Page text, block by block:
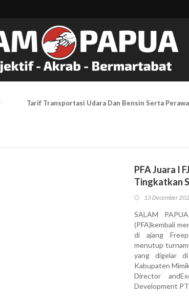
Tarif Transportasi Udara Dan Bensin Serta
PFA Juara I
Tingkatkan
13 December
SALAM
(PFA)kembali
di ajang
menutup
yang digelar di
Kabupaten
Director
Development